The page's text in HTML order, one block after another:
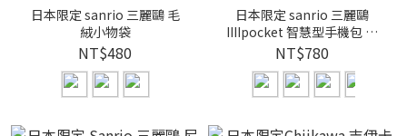
日本限定 sanrio 三麗鷗 毛
絨小物袋
NT$480
日本限定 sanrio 三麗鷗
IIIIpocket 智慧型手機包 小
包
NT$780